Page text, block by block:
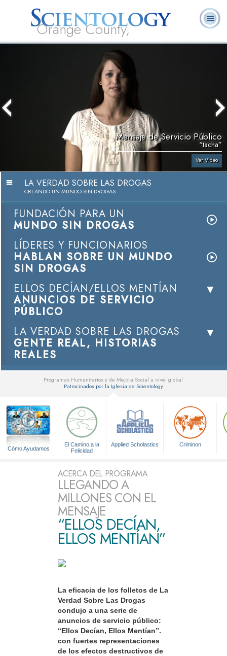
Orange County,
CA
Scientology?
Voluntarios
Mensaje de Servicio Público
“tacha”
Ver Video
LA VERDAD SOBRE LAS DROGAS
CREANDO UN MUNDO SIN DROGAS
FUNDACIÓN PARA UN
MUNDO SIN DROGAS
LÍDERES Y FUNCIONARIOS
HABLAN SOBRE UN MUNDO
SIN DROGAS
ELLOS DECÍAN/ELLOS MENTÍAN
ANUNCIOS DE SERVICIO
PÚBLICO
LA VERDAD SOBRE LAS DROGAS
GENTE REAL, HISTORIAS
REALES
Programas Humanitarios y de Mejora Social a nivel global
Patrocinados por la Iglesia de Scientology
Cómo Ayudamos
El Camino a la
Felicidad
Applied Scholastics Criminon
ACERCA DEL PROGRAMA
LLEGANDO A
MILLONES CON EL
MENSAJE
“ELLOS DECÍAN,
ELLOS MENTÍAN”
La eficacia de los folletos de La
Verdad Sobre Las Drogas
condujo a una serie de
anuncios de servicio público:
“Ellos Decían, Ellos Mentían”.
con fuertes representaciones
de los efectos destructivos de